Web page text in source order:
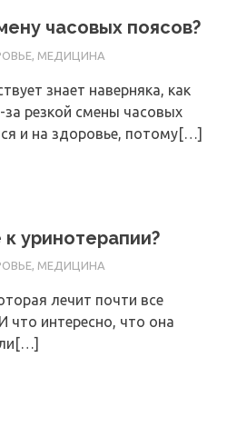
часовых поясов?
МЕДИЦИНА
знает наверняка, как
резкой смены часовых
и на здоровье, потому[…]
уринотерапии?
МЕДИЦИНА
лечит почти все
что интересно, что она